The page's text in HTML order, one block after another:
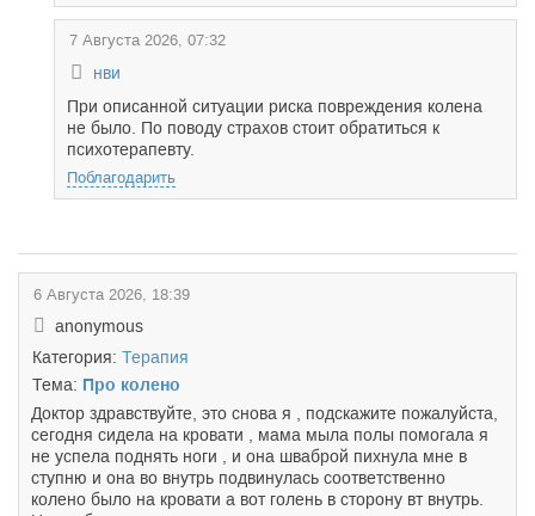
7 Августа 2026, 07:32
нви
При описанной ситуации риска повреждения колена
не было. По поводу страхов стоит обратиться к
психотерапевту.
Поблагодарить
6 Августа 2026, 18:39
anonymous
Категория: Терапия
Тема: Про колено
Доктор здравствуйте, это снова я , подскажите пожалуйста,
сегодня сидела на кровати , мама мыла полы помогала я
не успела поднять ноги , и она шваброй пихнула мне в
ступню и она во внутрь подвинулась соответственно
колено было на кровати а вот голень в сторону вт внутрь.